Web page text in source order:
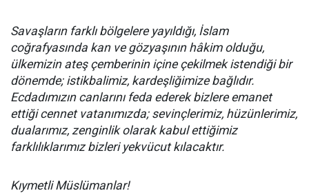
Savaşların farklı bölgelere yayıldığı, İslam
coğrafyasında kan ve gözyaşının hâkim olduğu,
ülkemizin ateş çemberinin içine çekilmek istendiği bir
dönemde; istikbalimiz, kardeşliğimize bağlıdır.
Ecdadımızın canlarını feda ederek bizlere emanet
ettiği cennet vatanımızda; sevinçlerimiz, hüzünlerimiz,
dualarımız, zenginlik olarak kabul ettiğimiz
farklılıklarımız bizleri yekvücut kılacaktır.
Kıymetli Müslümanlar!